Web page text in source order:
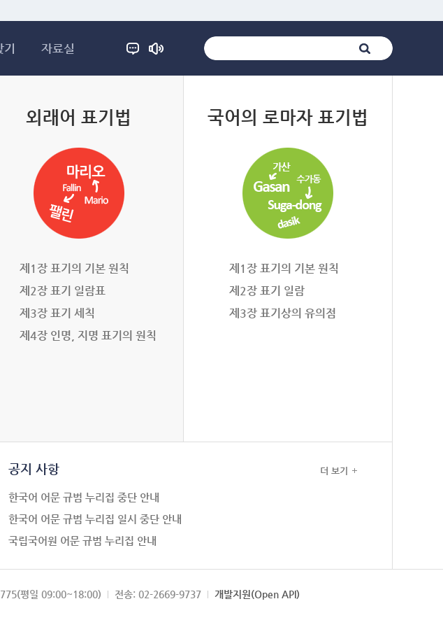
자료실
외래어 표기법
제1장 표기의 기본 원칙
제2장 표기 일람표
제3장 표기 세칙
제4장 인명, 지명 표기의 원칙
국어의 로마자 표기법
제1장 표기의 기본 원칙
제2장 표기 일람
제3장 표기상의 유의점
공지 사항
한국어 어문 규범 누리집 중단 안내
한국어 어문 규범 누리집 일시 중단 안내
국립국어원 어문 규범 누리집 안내
더 보기
평일 09:00~18:00) 전송: 02-2669-9737 개발지원(Open API)